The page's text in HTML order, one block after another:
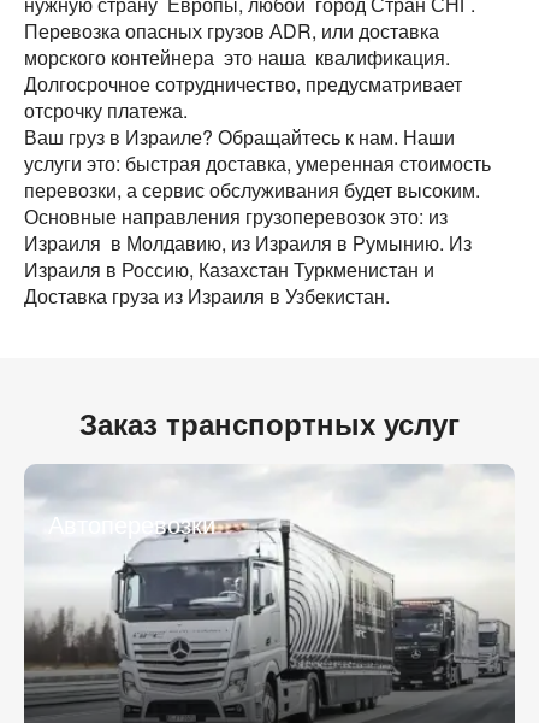
Перевозка опасных грузов АDR, или доставка
морского контейнера это наша квалификация.
Долгосрочное сотрудничество, предусматривает
отсрочку платежа.
Ваш груз в Израиле? Обращайтесь к нам. Наши
услуги это: быстрая доставка, умеренная стоимость
перевозки, а сервис обслуживания будет высоким.
Основные направления грузоперевозок это: из
Израиля в Молдавию, из Израиля в Румынию. Из
Израиля в Россию, Казахстан Туркменистан и
Доставка груза из Израиля в Узбекистан.
Заказ транспортных услуг
Автоперевозки
Узнать стоимость перевозки
Город загрузки
Страна выгрузки
Город выгрузки
Наименование груза
Страна загрузки
Город загрузки
Страна выгрузки
Город выгрузки
Тип транспорта